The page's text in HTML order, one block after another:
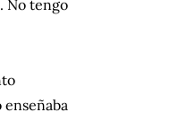
No tengo